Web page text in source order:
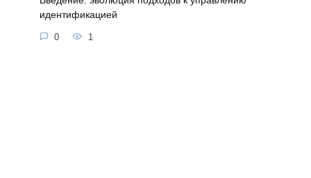
идентификацией
0 1